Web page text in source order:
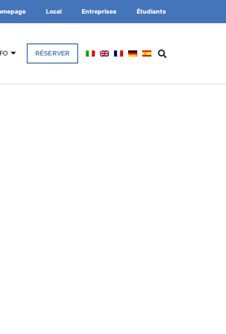
Local Entreprises Étudiants
RÉSERVER